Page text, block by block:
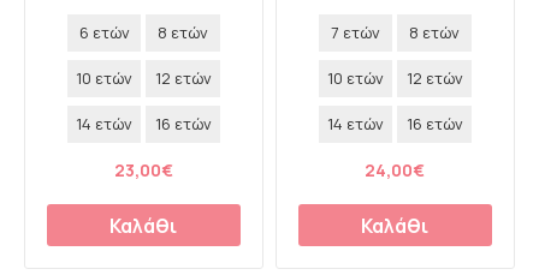
6 ετών 8 ετών
10 ετών 12 ετών
14 ετών 16 ετών
23,00€
Καλάθι
7 ετών 8 ετών
10 ετών 12 ετών
14 ετών 16 ετών
24,00€
Καλάθι